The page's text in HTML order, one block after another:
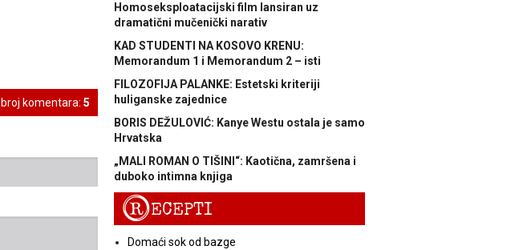
broj komentara: 5
Homoseksploatacijski film lansiran uz
dramatični mučenički narativ
KAD STUDENTI NA KOSOVO KRENU:
Memorandum 1 i Memorandum 2 – isti
FILOZOFIJA PALANKE: Estetski kriteriji
huliganske zajednice
BORIS DEŽULOVIĆ: Kanye Westu ostala je samo
Hrvatska
„MALI ROMAN O TIŠINI“: Kaotična, zamršena i
duboko intimna knjiga
RECEPTI
Domaći sok od bazge